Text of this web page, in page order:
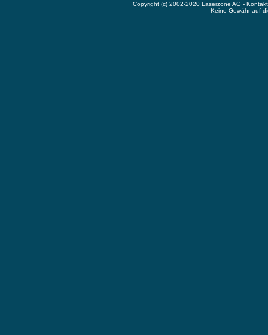
Copyright (c) 2002-2020 Laserzone AG -
Keine Gewähr auf